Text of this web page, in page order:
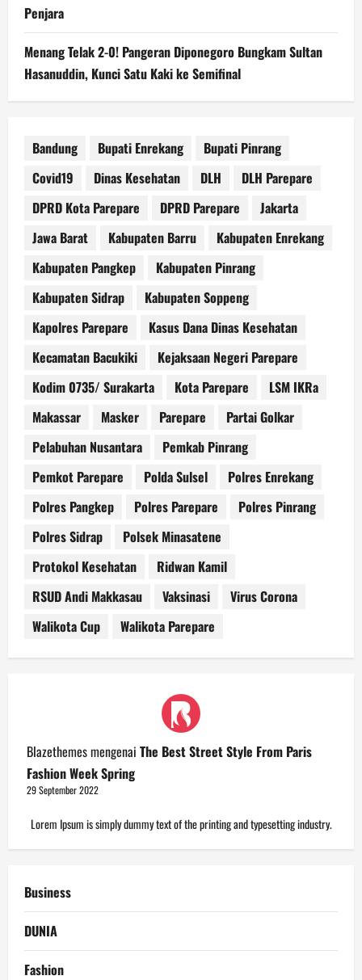
Penjara
Menang Telak 2-0! Pangeran Diponegoro Bungkam Sultan
Hasanuddin, Kunci Satu Kaki ke Semifinal
Bandung Bupati Enrekang
Bupati Pinrang
Covid19
Dinas Kesehatan DLH
DLH Parepare
DPRD Kota Parepare
DPRD Parepare
Jakarta
Jawa Barat
Kabupaten Barru
Kabupaten Enrekang
Kabupaten Pangkep
Kabupaten Pinrang
Kabupaten Sidrap
Kabupaten Soppeng
Kapolres Parepare
Kasus Dana Dinas Kesehatan
Kecamatan Bacukiki
Kejaksaan Negeri Parepare
Kodim 0735/ Surakarta
Kota Parepare
LSM IKRa
Makassar
Masker Parepare
Partai Golkar
Pelabuhan Nusantara
Pemkab Pinrang
Pemkot Parepare
Polda Sulsel
Polres Enrekang
Polres Pangkep
Polres Parepare
Polres Pinrang
Polres Sidrap
Polsek Minasatene
Protokol Kesehatan
Ridwan Kamil
RSUD Andi Makkasau
Vaksinasi
Virus Corona
Walikota Cup
Walikota Parepare
Blazethemesmengenai The Best Street Style From Paris
Fashion Week Spring
29 September 2022
Lorem Ipsum is simply dummy text of the printing and typesetting industry.
Business
DUNIA
Fashion